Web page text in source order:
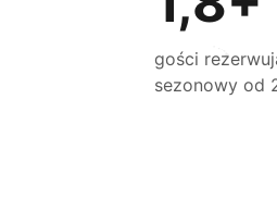
gości
sezonowy od
Dotrzyj do